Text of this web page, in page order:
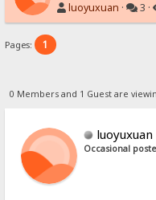
luoyuxuan · 3 ·
Pages: 1
0 Members and 1 Guest are
luoyuxuan
Occasional